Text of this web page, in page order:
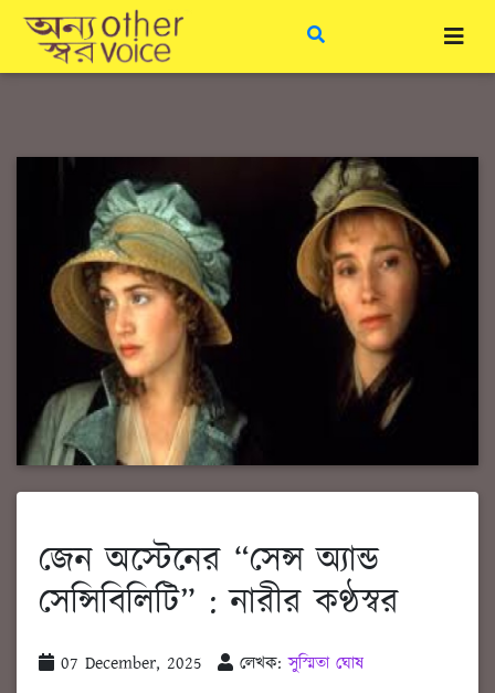
জেন অস্টেনের “সেন্স অ্যান্ড
সেন্সিবিলিটি” : নারীর কণ্ঠস্বর
07 December, 2025 লেখক:সুস্মিতা ঘোষ